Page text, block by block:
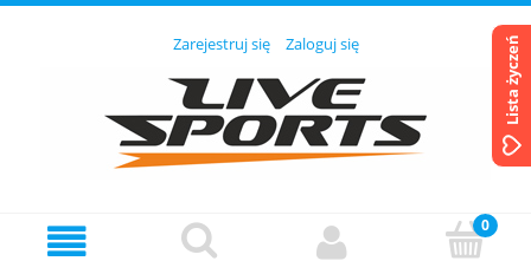
Zarejestruj się Zaloguj się Lista życzeń